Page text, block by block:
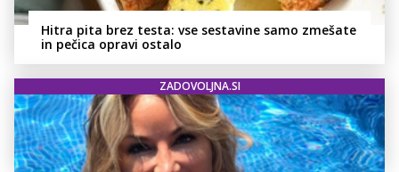
Hitra pita brez testa: vse sestavine samo zmešate
in pečica opravi ostalo
ZADOVOLJNA.SI